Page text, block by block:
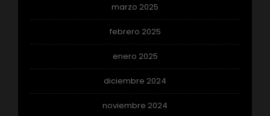
marzo 2025
febrero 2025
enero 2025
diciembre 2024
noviembre 2024